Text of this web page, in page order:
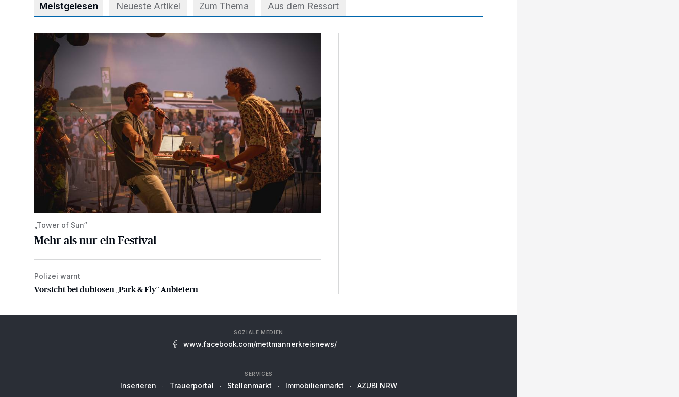
Meistgelesen Neueste Artikel Zum Thema Aus dem Ressort
Mehr als nur ein Festival
„Tower of Sun“
Mehr als nur ein Festival
Vorsicht bei dubiosen „Park & Fly“-Anbietern
Polizei warnt
Vorsicht bei dubiosen „Park & Fly“-Anbietern
SOZIALE MEDIEN
www.facebook.com/mettmannerkreisnews/
SERVICES
Inserieren Trauerportal Stellenmarkt Immobilienmarkt AZUBI NRW